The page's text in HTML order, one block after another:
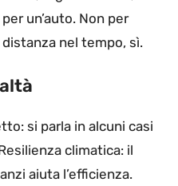
un’auto. Non per
distanza nel tempo, sì.
si parla in alcuni casi
climatica: il
aiuta l’efficienza.